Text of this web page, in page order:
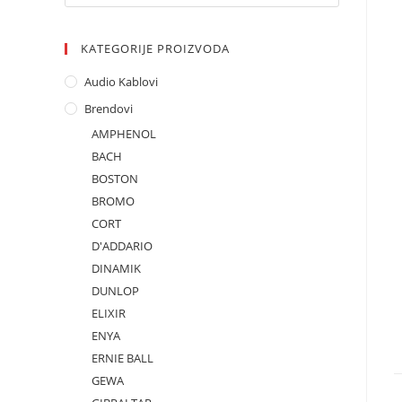
KATEGORIJE PROIZVODA
Audio Kablovi
Brendovi
AMPHENOL
BACH
BOSTON
BROMO
CORT
D'ADDARIO
DINAMIK
DUNLOP
ELIXIR
ENYA
ERNIE BALL
GEWA